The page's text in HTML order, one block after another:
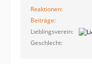
Reaktionen
Beiträge
Lieblingsverein
Geschlecht